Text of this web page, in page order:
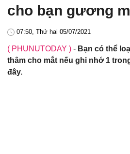
cho bạn gương
07:50, Thứ hai 05/07/2021
( PHUNUTODAY ) - Bạn có thể
thâm cho mắt nếu ghi nhớ 1
đây.